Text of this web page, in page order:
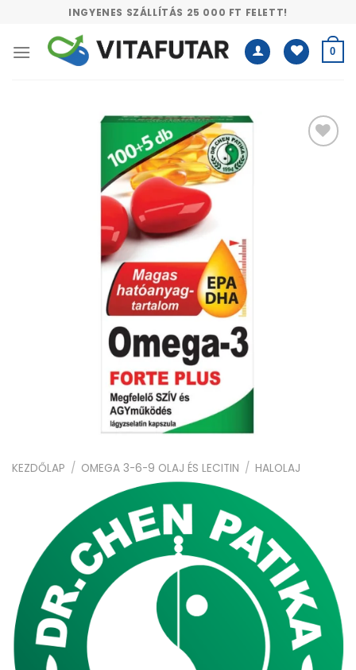
content
INGYENES SZÁLLÍTÁS 25 000 FT FELETT!
0
Kívánságlistához
KEZDŐLAP / OMEGA 3-6-9 OLAJ ÉS LECITIN / HALOLAJ